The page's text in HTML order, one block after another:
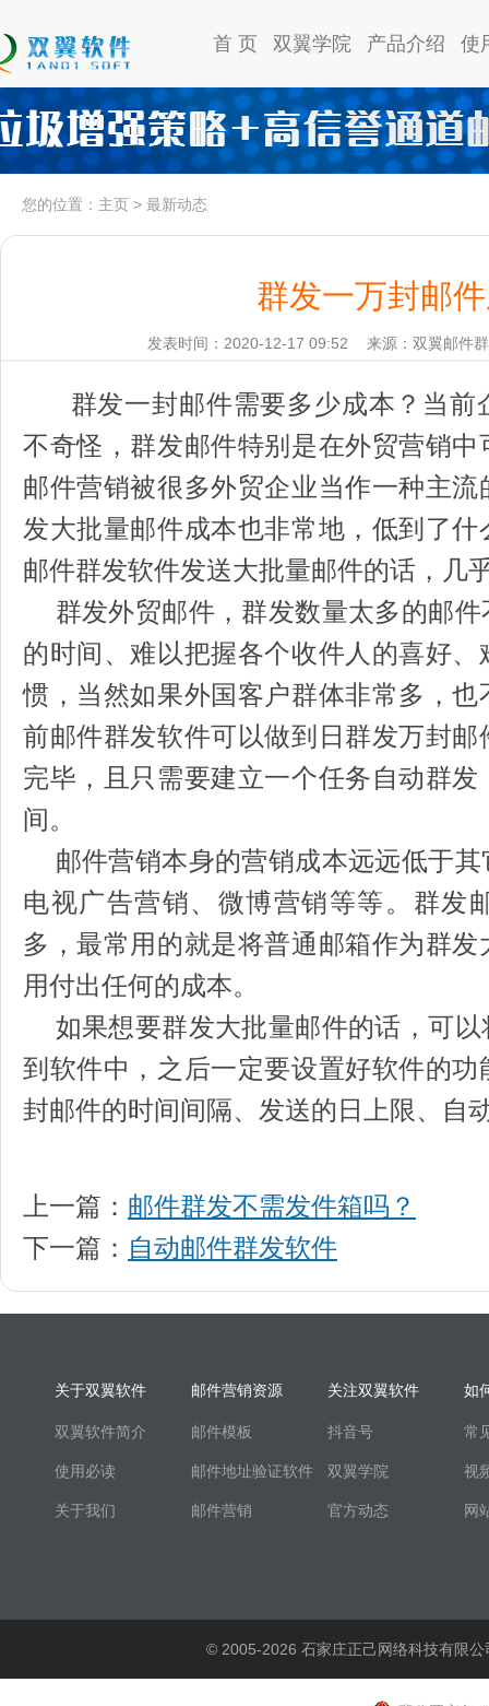
首 页 双翼学院 产品介绍 使
您的位置： 主页 > 最新动态
群发一万封邮
发表时间：2020-12-17 09:52 来源：双翼邮件
群发一封邮件需要多少成本？当前
不奇怪，群发邮件特别是在外贸营销
邮件营销被很多外贸企业当作一种主
发大批量邮件成本也非常地，低到了
邮件群发软件发送大批量邮件的话，几
群发外贸邮件，群发数量太多的邮件
的时间、难以把握各个收件人的喜好
惯，当然如果外国客户群体非常多，
前邮件群发软件可以做到日群发万封
完毕，且只需要建立一个任务自动群
间。
邮件营销本身的营销成本远远低于其
电视广告营销、微博营销等等。群发
多，最常用的就是将普通邮箱作为群
用付出任何的成本。
如果想要群发大批量邮件的话，可以
到软件中，之后一定要设置好软件的
封邮件的时间间隔、发送的日上限、自
上一篇： 邮件群发不需发件箱吗？
下一篇： 自动邮件群发软件
关于双翼软件
双翼软件简介
使用必读
关于我们
邮件营销资源
邮件模板
邮件地址验证软件
邮件营销
关注双翼软件
抖音号
双翼学院
官方动态
如
常
视
网
© 2005-2026 石家庄正己网络科技有限